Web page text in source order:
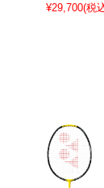
¥29,700(税